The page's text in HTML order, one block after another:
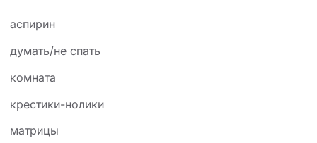
аспирин
думать/не спать
комната
крестики-нолики
матрицы